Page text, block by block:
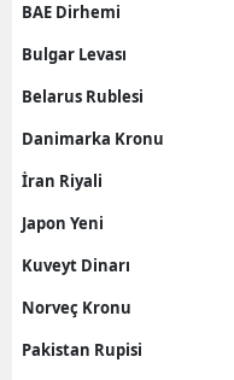
BAE Dirhemi
Bulgar Levası
Belarus Rublesi
Danimarka Kronu
İran Riyali
Japon Yeni
Kuveyt Dinarı
Norveç Kronu
Pakistan Rupisi